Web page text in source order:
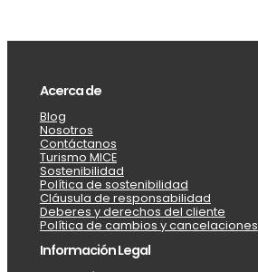
Acerca de
Blog
Nosotros
Contáctanos
Turismo MICE
Sostenibilidad
Política de sostenibilidad
Cláusula de responsabilidad
Deberes y derechos del cliente
Política de cambios y cancelaciones
Información Legal